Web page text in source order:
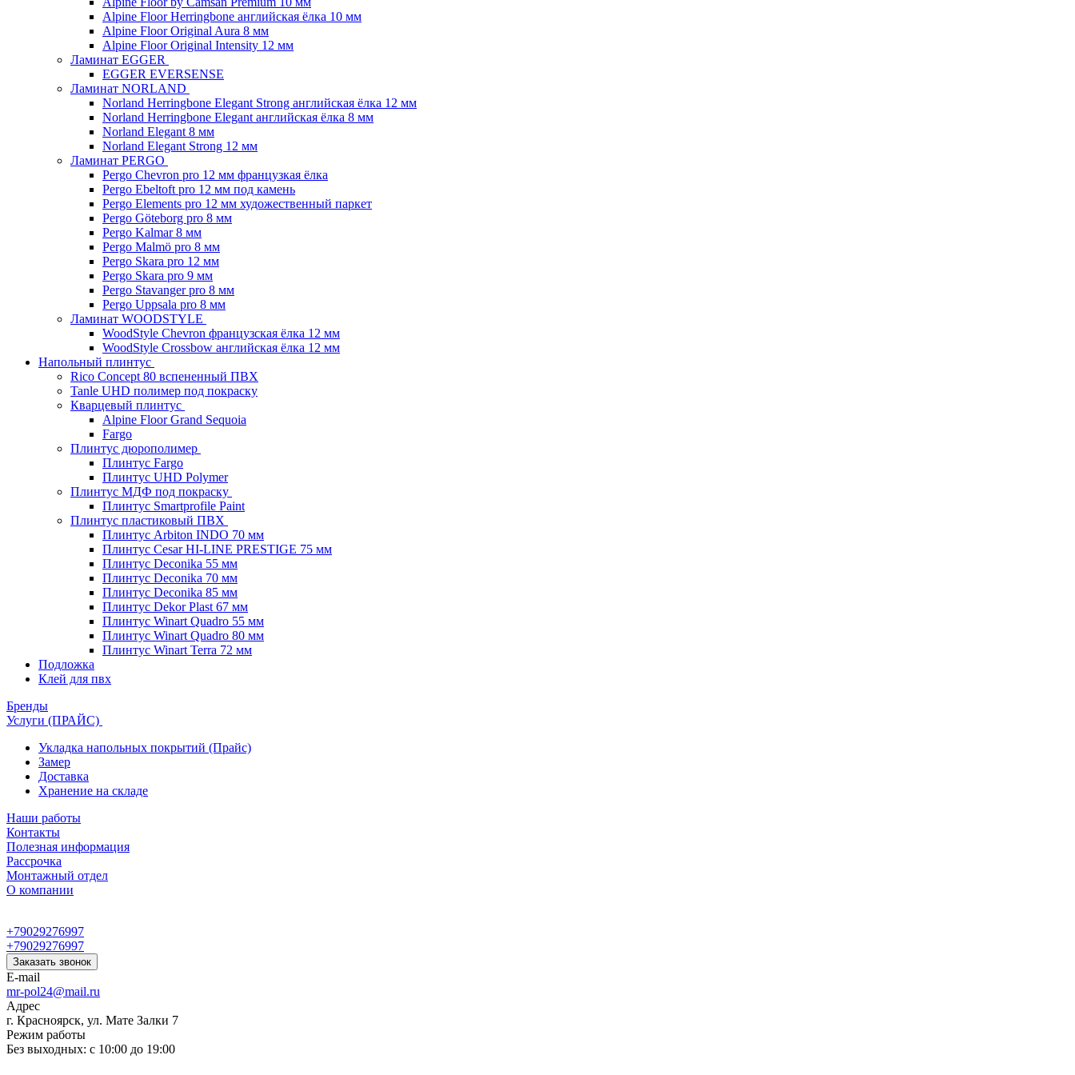
Alpine Floor Herringbone английская ёлка 10 мм
Alpine Floor Original Aura 8 мм
Alpine Floor Original Intensity 12 мм
Ламинат EGGER
EGGER EVERSENSE
Ламинат NORLAND
Norland Herringbone Elegant Strong английская ёлка 12 мм
Norland Herringbone Elegant английская ёлка 8 мм
Norland Elegant 8 мм
Norland Elegant Strong 12 мм
Ламинат PERGO
Pergo Chevron pro 12 мм французкая ёлка
Pergo Ebeltoft pro 12 мм под камень
Pergo Elements pro 12 мм художественный паркет
Pergo Göteborg pro 8 мм
Pergo Kalmar 8 мм
Pergo Malmö pro 8 мм
Pergo Skara pro 12 мм
Pergo Skara pro 9 мм
Pergo Stavanger pro 8 мм
Pergo Uppsala pro 8 мм
Ламинат WOODSTYLE
WoodStyle Chevron французская ёлка 12 мм
WoodStyle Crossbow английская ёлка 12 мм
Напольный плинтус
Rico Concept 80 вспененный ПВХ
Tanle UHD полимер под покраску
Кварцевый плинтус
Alpine Floor Grand Sequoia
Fargo
Плинтус дюрополимер
Плинтус Fargo
Плинтус UHD Polymer
Плинтус МДФ под покраску
Плинтус Smartprofile Paint
Плинтус пластиковый ПВХ
Плинтус Arbiton INDO 70 мм
Плинтус Cesar HI-LINE PRESTIGE 75 мм
Плинтус Deconika 55 мм
Плинтус Deconika 70 мм
Плинтус Deconika 85 мм
Плинтус Dekor Plast 67 мм
Плинтус Winart Quadro 55 мм
Плинтус Winart Quadro 80 мм
Плинтус Winart Terra 72 мм
Подложка
Клей для пвх
Бренды
Услуги (ПРАЙС)
Укладка напольных покрытий (Прайс)
Замер
Доставка
Хранение на складе
Наши работы
Контакты
Полезная информация
Рассрочка
Монтажный отдел
О компании
+79029276997
+79029276997
Заказать звонок
E-mail
mr-pol24@mail.ru
Адрес
г. Красноярск, ул. Мате Залки 7
Режим работы
Без выходных: с 10:00 до 19:00